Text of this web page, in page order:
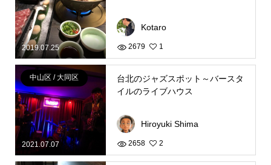
2019.07.25
Kotaro
2679 1
2021.07.07
中山区 / 大同区
台北のジャズスポット～バースタ
イルのライブハウス
Hiroyuki Shima
2658 2